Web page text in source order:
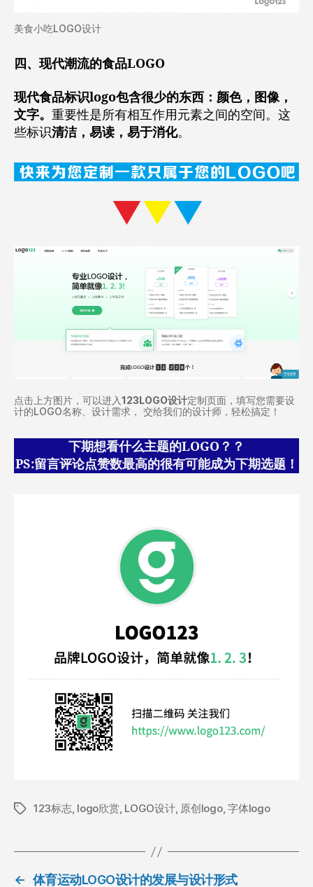
美食小吃LOGO设计
四、现代潮流的食品LOGO
现代食品标识logo包含很少的东西：颜色，图像，
文字。 重要性是所有相互作用元素之间的空间。这
些标识清洁，易读，易于消化。
点击上方图片，可以进入123LOGO设计定制页面，填写您需要设
计的LOGO名称、设计需求， 交给我们的设计师，轻松搞定！
下期想看什么主题的LOGO？？
PS:留言评论点赞数最高的很有可能成为下期选题！
标
123标志, logo欣赏, LOGO设计, 原创logo,字体logo
← 体育运动LOGO设计的发展与设计形式